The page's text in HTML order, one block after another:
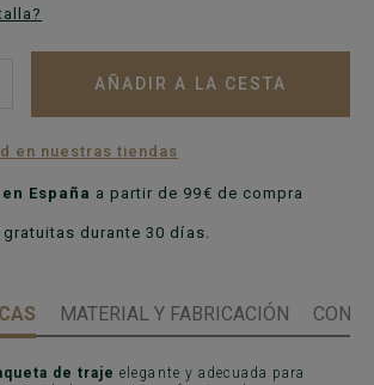
AÑADIR A LA CESTA
en nuestras tiendas
España a partir de 99€ de compra
durante 30 días.
MATERIAL Y FABRICACIÓN
de traje elegante y adecuada para